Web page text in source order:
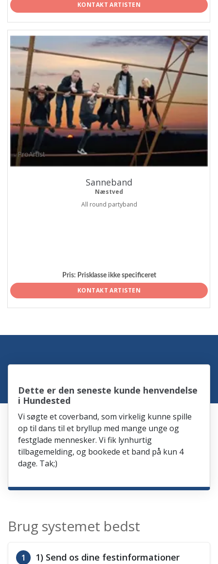
KONTAKT ARTISTEN
ProArtist
Sanneband
Næstved
All round partyband
Pris: Prisklasse ikke specificeret
KONTAKT ARTISTEN
Dette er den seneste kunde henvendelse
i Hundested
Vi søgte et coverband, som virkelig kunne spille
op til dans til et bryllup med mange unge og
festglade mennesker. Vi fik lynhurtig
tilbagemelding, og bookede et band på kun 4
dage. Tak;)
Brug systemet bedst
1 1) Send os dine festinformationer